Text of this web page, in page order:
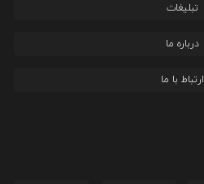
تبلیغات
درباره ما
ارتباط با ما